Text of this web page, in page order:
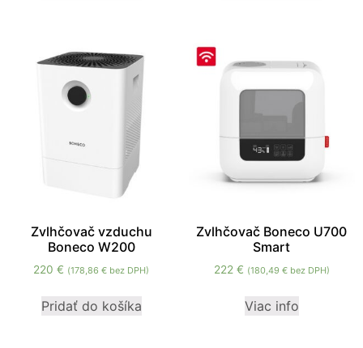
Zvlhčovač vzduchu
Boneco W200
220€ (178,86€ bez DPH)
Pridať do košíka
Zvlhčovač Boneco U700
Smart
222 € (180,49 €bez DPH)
Viac info